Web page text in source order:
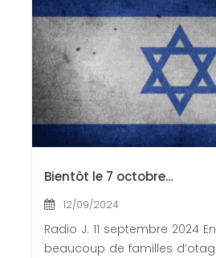
Bientôt le 7 octobre…
12/09/2024
Radio J. 11 septembre 2024
beaucoup de familles